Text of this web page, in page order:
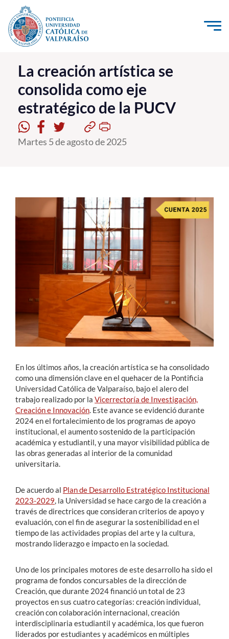
Click acá para ir directamente al contenido
La Universidad
Investigación, Creación e Innovación
PUCV Internacional
Vinculación con el Medio
Formación Continua
Académicos
Alumni
La creación artística se
consolida como eje
estratégico de la PUCV
Martes 5 de agosto de 2025
En los últimos años, la creación artística se ha consolidado
como una dimensión clave en el quehacer de la Pontificia
Universidad Católica de Valparaíso, bajo el alero del
trabajo realizado por la Vicerrectoría de Investigación,
Creación e Innovación . Este avance se evidenció durante
2024 en el fortalecimiento de los programas de apoyo
institucional, el aumento sostenido de la participación
académica y estudiantil, y una mayor visibilidad pública de
las obras generadas al interior de la comunidad
universitaria.
De acuerdo al Plan de Desarrollo Estratégico Institucional
2023-2029 , la Universidad se hace cargo de la creación a
través de directrices que consideran criterios de apoyo y
evaluación, con el fin de asegurar la sostenibilidad en el
tiempo de las actividades propias del arte y la cultura,
mostrando liderazgo e impacto en la sociedad.
Uno de los principales motores de este desarrollo ha sido el
programa de fondos concursables de la dirección de
Creación, que durante 2024 financió un total de 23
proyectos en sus cuatro categorías: creación individual,
creación con colaboración internacional, creación
interdisciplinaria estudiantil y académica, los que fueron
liderados por estudiantes y académicos en múltiples